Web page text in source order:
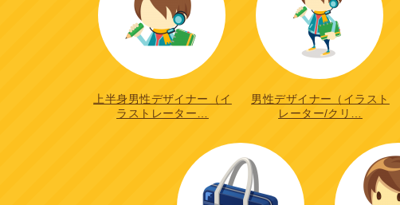
上半身男性デザイナー（イ
ラストレーター…
男性デザイナー（イラスト
レーター/クリ…